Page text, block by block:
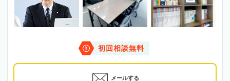
初回相談無料
メールする